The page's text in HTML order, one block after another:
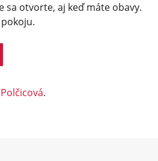
sa otvorte, aj keď máte obavy.
.